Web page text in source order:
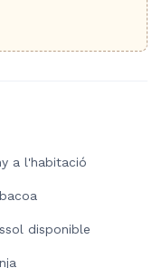
a l'habitació
disponible